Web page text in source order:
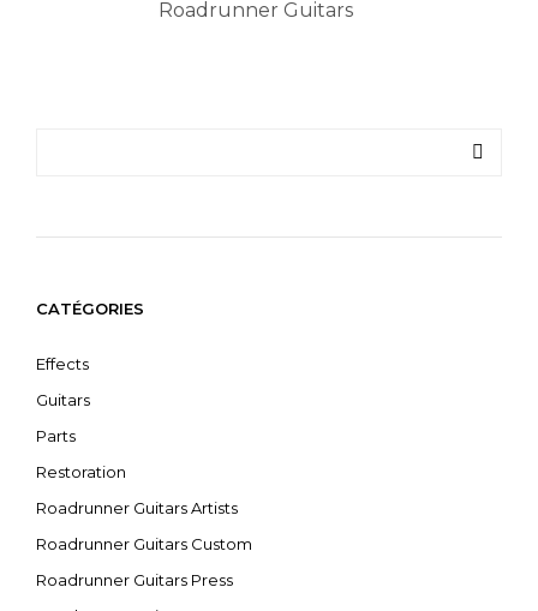
CATÉGORIES
Effects
Guitars
Parts
Restoration
Roadrunner Guitars Artists
Roadrunner Guitars Custom
Roadrunner Guitars Press